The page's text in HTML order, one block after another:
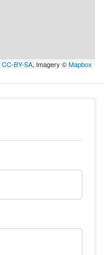
CC-BY-SA, Imagery ©Mapbox